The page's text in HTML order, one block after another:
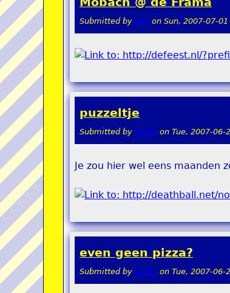
Submitted by stel on Sun, 2007-07-
puzzeltje
Submitted by teddy on Tue, 2007-06-
Je zou hier wel eens maanden
even geen pizza?
Submitted by teddy on Tue, 2007-06-